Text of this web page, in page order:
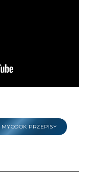
MYCOOK PRZEPISY